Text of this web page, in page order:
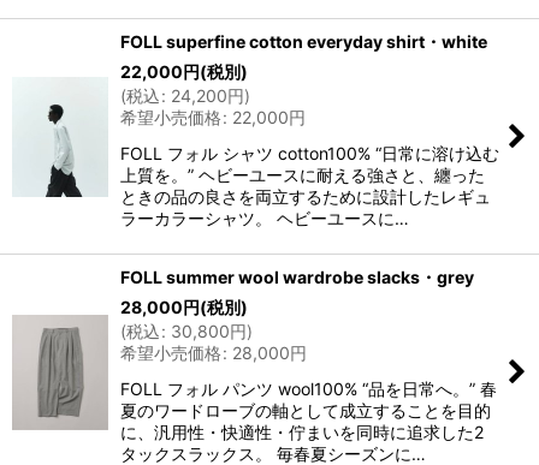
FOLL superfine cotton everyday shirt・white
22,000円(税別)
(税込: 24,200円)
希望小売価格: 22,000円
FOLL フォル シャツ cotton100% “日常に溶け込む
上質を。” ヘビーユースに耐える強さと、纏った
ときの品の良さを両立するために設計したレギュ
ラーカラーシャツ。 ヘビーユースに…
FOLL summer wool wardrobe slacks・grey
28,000円(税別)
(税込: 30,800円)
希望小売価格: 28,000円
FOLL フォル パンツ wool100% “品を日常へ。” 春
夏のワードローブの軸として成立することを目的
に、汎用性・快適性・佇まいを同時に追求した2
タックスラックス。 毎春夏シーズンに…